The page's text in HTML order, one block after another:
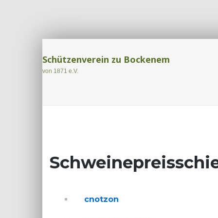
Schützenverein zu Bockenem
von 1871 e.V.
cnotzon